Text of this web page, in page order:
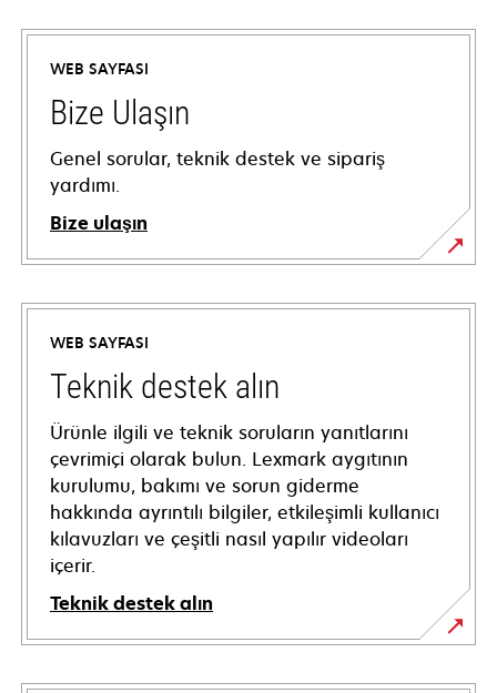
WEB SAYFASI
Bize Ulaşın
Genel sorular, teknik destek ve sipariş
yardımı.
Bize ulaşın
WEB SAYFASI
Teknik destek alın
Ürünle ilgili ve teknik soruların yanıtlarını
çevrimiçi olarak bulun. Lexmark aygıtının
kurulumu, bakımı ve sorun giderme
hakkında ayrıntılı bilgiler, etkileşimli kullanıcı
kılavuzları ve çeşitli nasıl yapılır videoları
içerir.
Teknik destek alın
opens
in